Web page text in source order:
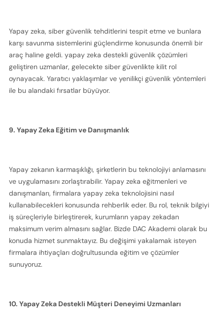
Yapay zeka, siber güvenlik tehditlerini tespit etme ve bunlara
karşı savunma sistemlerini güçlendirme konusunda önemli bir
araç haline geldi. yapay zeka destekli güvenlik çözümleri
geliştiren uzmanlar, gelecekte siber güvenlikte kilit rol
oynayacak. Yaratıcı yaklaşımlar ve yenilikçi güvenlik yöntemleri
ile bu alandaki fırsatlar büyüyor.
9. Yapay Zeka Eğitim ve Danışmanlık
Yapay zekanın karmaşıklığı, şirketlerin bu teknolojiyi anlamasını
ve uygulamasını zorlaştırabilir. Yapay zeka eğitmenleri ve
danışmanları, firmalara yapay zeka teknolojisini nasıl
kullanabilecekleri konusunda rehberlik eder. Bu rol, teknik bilgiyi
iş süreçleriyle birleştirerek, kurumların yapay zekadan
maksimum verim almasını sağlar. Bizde DAC Akademi olarak bu
konuda hizmet sunmaktayız. Bu değişimi yakalamak isteyen
firmalara ihtiyaçları doğrultusunda eğitim ve çözümler
sunuyoruz.
10. Yapay Zeka Destekli Müşteri Deneyimi Uzmanları